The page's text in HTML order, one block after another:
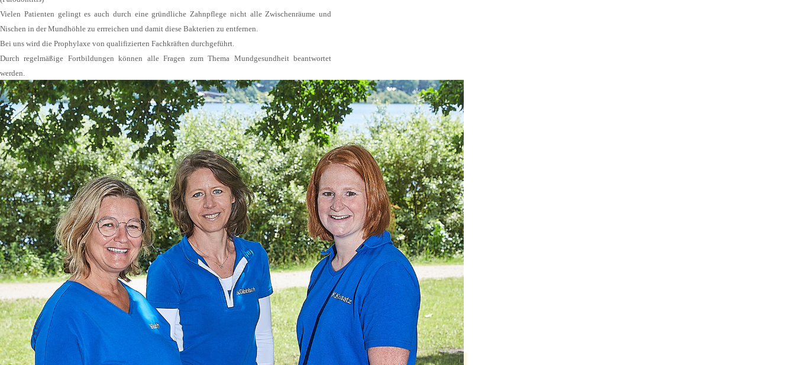
Vielen Patienten gelingt es auch durch eine gründliche Zahnpflege nicht alle Zwischenräume und
Nischen in der Mundhöhle zu errreichen und damit diese Bakterien zu entfernen.
Bei uns wird die Prophylaxe von qualifizierten Fachkräften durchgeführt.
Durch regelmäßige Fortbildungen können alle Fragen zum Thema Mundgesundheit beantwortet
werden.